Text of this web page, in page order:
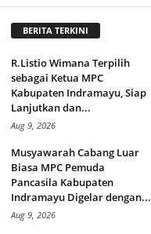
BERITA TERKINI
R.Listio Wimana Terpilih
sebagai Ketua MPC
Kabupaten Indramayu, Siap
Lanjutkan dan...
Aug 9, 2026
Musyawarah Cabang Luar
Biasa MPC Pemuda
Pancasila Kabupaten
Indramayu Digelar dengan...
Aug 9, 2026